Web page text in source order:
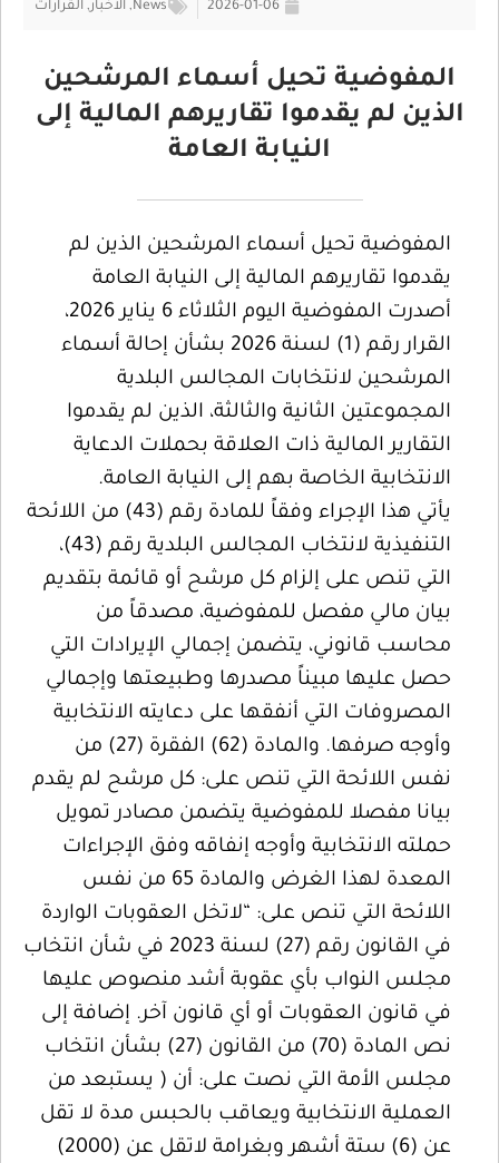
2026-01-06
News
, الأخبار, القرارات
المفوضية تحيل أسماء المرشحين
الذين لم يقدموا تقاريرهم المالية إلى
النيابة العامة
المفوضية تحيل أسماء المرشحين الذين لم
يقدموا تقاريرهم المالية إلى النيابة العامة
أصدرت المفوضية اليوم الثلاثاء 6 يناير 2026،
القرار رقم (1) لسنة 2026 بشأن إحالة أسماء
المرشحين لانتخابات المجالس البلدية
المجموعتين الثانية والثالثة، الذين لم يقدموا
التقارير المالية ذات العلاقة بحملات الدعاية
الانتخابية الخاصة بهم إلى النيابة العامة.
يأتي هذا الإجراء وفقاً للمادة رقم (43) من اللائحة
التنفيذية لانتخاب المجالس البلدية رقم (43)،
التي تنص على إلزام كل مرشح أو قائمة بتقديم
بيان مالي مفصل للمفوضية، مصدقاً من
محاسب قانوني، يتضمن إجمالي الإيرادات التي
حصل عليها مبيناً مصدرها وطبيعتها وإجمالي
المصروفات التي أنفقها على دعايته الانتخابية
وأوجه صرفها. والمادة (62) الفقرة (27) من
نفس اللائحة التي تنص على: كل مرشح لم يقدم
بيانا مفصلا للمفوضية يتضمن مصادر تمويل
حملته الانتخابية وأوجه إنفاقه وفق الإجراءات
المعدة لهذا الغرض والمادة 65 من نفس
اللائحة التي تنص على: “لاتخل العقوبات الواردة
في القانون رقم (27) لسنة 2023 في شأن انتخاب
مجلس النواب بأي عقوبة أشد منصوص عليها
في قانون العقوبات أو أي قانون آخر. إضافة إلى
نص المادة (70) من القانون (27) بشأن انتخاب
مجلس الأمة التي نصت على: أن ( يستبعد من
العملية الانتخابية ويعاقب بالحبس مدة لا تقل
عن (6) ستة أشهر وبغرامة لاتقل عن (2000)